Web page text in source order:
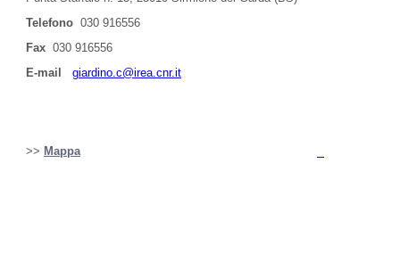
Telefono 030 916556
Fax 030 916556
E-mail
giardino.c@irea.cnr.it
>> Mappa